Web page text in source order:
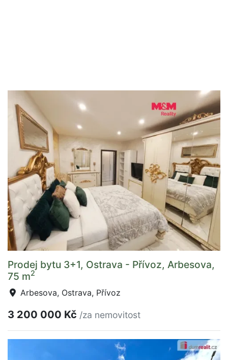
Prodej bytu 3+1, Ostrava - Přívoz, Arbesova,
75 m2
Arbesova, Ostrava, Přívoz
3 200 000 Kč /za nemovitost